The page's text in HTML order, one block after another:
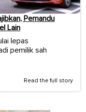
Pemandu
Lain
lepas
pemilik sah
Read the full story